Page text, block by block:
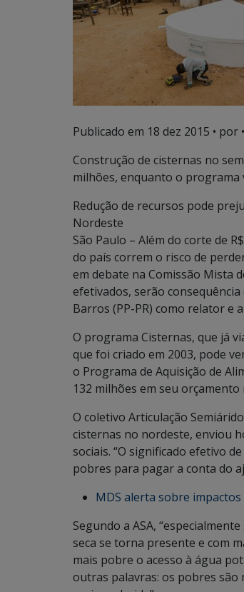
Publicado em 18 dez 2015 • por •
Construção de cisternas no
milhões, enquanto o programa
Redução de recursos pode
Nordeste
São Paulo – Além do corte de
do país correm o risco de
em debate na Comissão Mista
efetivados, serão
Barros (PP-PR) como relator e
O programa Cisternas, que já
que foi criado em 2003, pode
o Programa de Aquisição de
132 milhões em seu
O coletivo Articulação
cisternas no nordeste, enviou
sociais. “O significado efetivo
pobres para pagar a conta do
MDS alerta sobre
Segundo a ASA,
seca se torna presente e com
mais pobre o acesso à água
outras palavras: os pobres são